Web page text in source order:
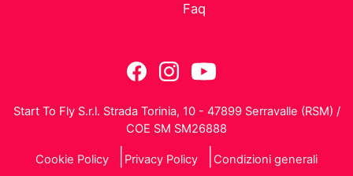
Faq
Start To Fly S.r.l. Strada Torinia, 10 - 47899 Serravalle (RSM) /
COE SM SM26888
Cookie Policy Privacy Policy Condizioni generali